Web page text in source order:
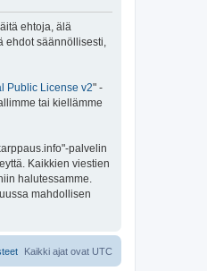
ehtoja, älä
ehdot säännöllisesti,
Public License v2" -
tai kiellämme
palvelin
Kaikkien viestien
halutessamme.
mahdollisen
Kaikki ajat ovat UTC